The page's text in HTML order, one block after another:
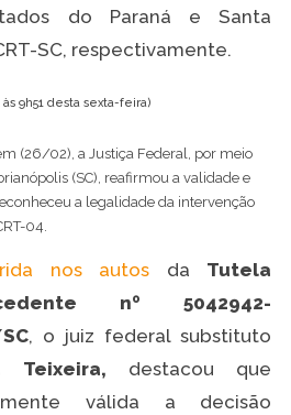
do Paraná e Santa
SC, respectivamente.
às 9h51 desta sexta-feira)
(26/02), a Justiça Federal, por meio
(SC), reafirmou a validade e
a legalidade da intervenção
04.
nos autos da Tutela
nº 5042942-
, o juiz federal substituto
Teixeira, destacou que
válida a decisão